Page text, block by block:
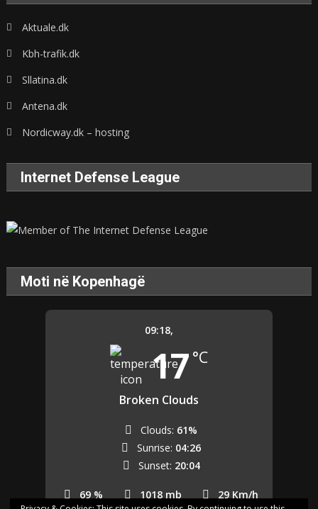
Aktuale.dk
Kbh-trafik.dk
Sllatina.dk
Antena.dk
Nordicway.dk – hosting
Internet Defense League
Moti në Kopenhagë
09:18,
17 °C
Broken Clouds
69 % 1018 mb 29 Km/h
Clouds: 61%
Sunrise: 04:26
Sunset: 20:04